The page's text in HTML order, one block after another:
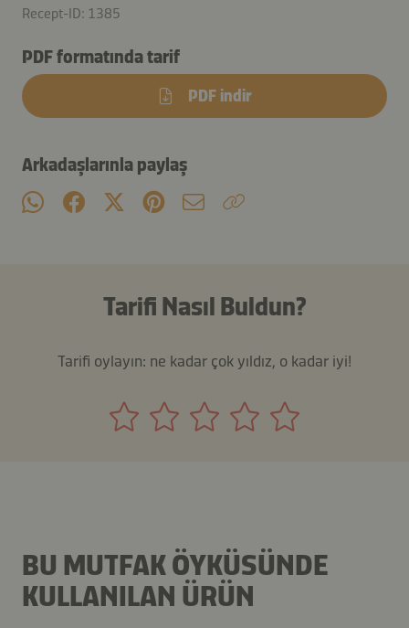
Recept-ID: 1385
PDF formatında tarif
PDF indir
Arkadaşlarınla paylaş
Tarifi Nasıl Buldun?
Tarifi oylayın: ne kadar çok yıldız, o kadar iyi!
BU MUTFAK ÖYKÜSÜNDE
KULLANILAN ÜRÜN